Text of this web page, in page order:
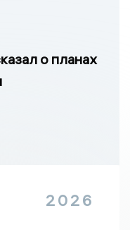
о планах
2026